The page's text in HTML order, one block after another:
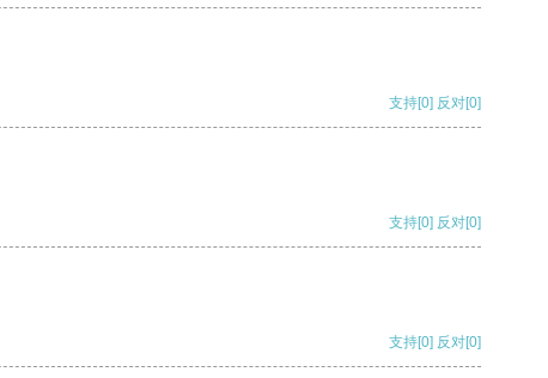
支持[0] 反对[0]
支持[0] 反对[0]
支持[0] 反对[0]